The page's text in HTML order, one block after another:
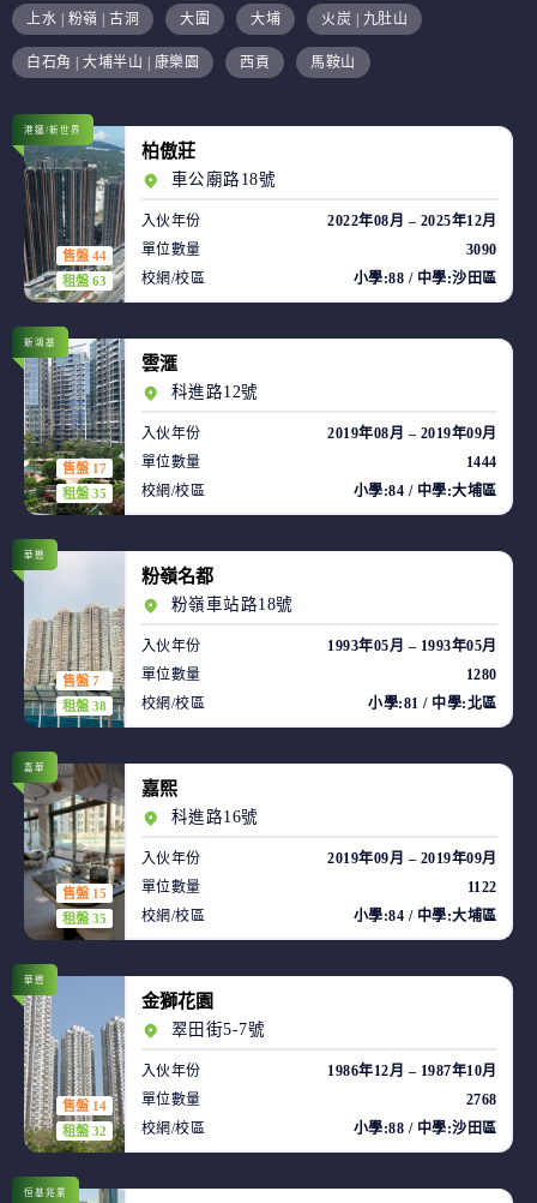
上水 | 粉嶺 | 古洞 大圍 大埔 火炭 | 九肚山
白石角 | 大埔半山 | 康樂園 西貢 馬鞍山
售盤 44
租盤 63
港鐵/新世界
柏傲莊
車公廟路18號
入伙年份
2022年08月 – 2025年12月
單位數量
3090
校網/校區
小學:88 / 中學:沙田區
售盤 17
租盤 35
新鴻基
雲滙
科進路12號
入伙年份
2019年08月 – 2019年09月
單位數量
1444
校網/校區
小學:84 / 中學:大埔區
售盤 7
租盤 38
華懋
粉嶺名都
粉嶺車站路18號
入伙年份
1993年05月 – 1993年05月
單位數量
1280
校網/校區
小學:81 / 中學:北區
售盤 15
租盤 35
嘉華
嘉熙
科進路16號
入伙年份
2019年09月 – 2019年09月
單位數量
1122
校網/校區
小學:84 / 中學:大埔區
售盤 14
租盤 32
華懋
金獅花園
翠田街5-7號
入伙年份
1986年12月 – 1987年10月
單位數量
2768
校網/校區
小學:88 / 中學:沙田區
恒基兆業